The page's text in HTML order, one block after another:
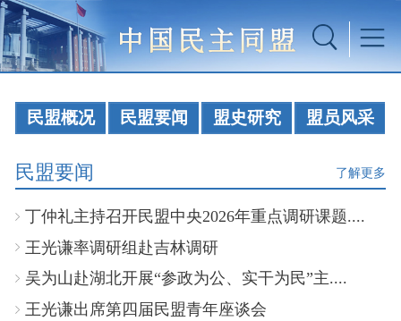
民盟概况 民盟要闻 盟史研究 盟员风采
民盟要闻 了解更多
丁仲礼主持召开民盟中央2026年重点调研课题....
王光谦率调研组赴吉林调研
吴为山赴湖北开展“参政为公、实干为民”主....
王光谦出席第四届民盟青年座谈会